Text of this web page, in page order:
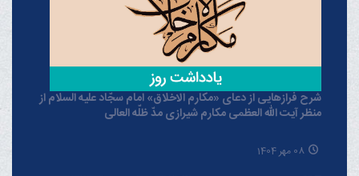
شرح فرازهایی از دعای «مکارم الاخلاق» امام سجّاد علیه السلام از
منظر آیت الله العظمی مکارم شیرازی مدّ ظلّه العالی
08 مهر 1404